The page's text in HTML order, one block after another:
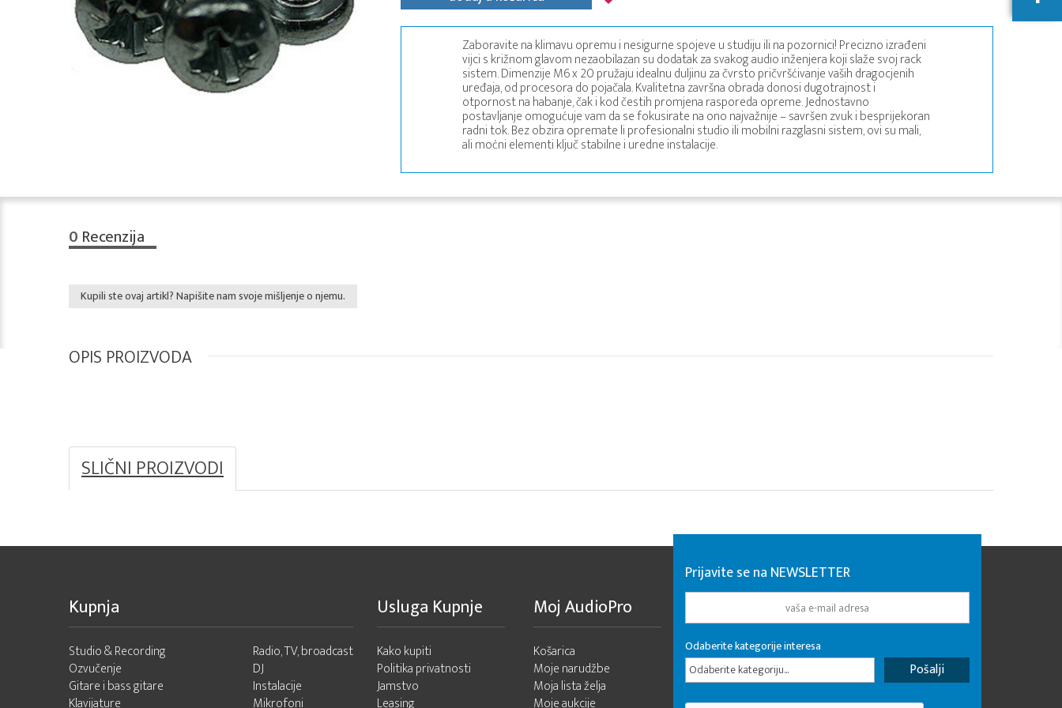
Zaboravite na klimavu opremu i nesigurne spojeve u studiju ili na pozornici! Precizno izrađeni
vijci s križnom glavom nezaobilazan su dodatak za svakog audio inženjera koji slaže svoj rack
sistem. Dimenzije M6 x 20 pružaju idealnu duljinu za čvrsto pričvršćivanje vaših dragocjenih
uređaja, od procesora do pojačala. Kvalitetna završna obrada donosi dugotrajnost i
otpornost na habanje, čak i kod čestih promjena rasporeda opreme. Jednostavno
postavljanje omogućuje vam da se fokusirate na ono najvažnije – savršen zvuk i besprijekoran
radni tok. Bez obzira opremate li profesionalni studio ili mobilni razglasni sistem, ovi su mali,
ali moćni elementi ključ stabilne i uredne instalacije.
0 Recenzija
Kupili ste ovaj artikl? Napišite nam svoje mišljenje o njemu.
OPIS PROIZVODA
SLIČNI PROIZVODI
Kupnja
Studio & Recording
Ozvučenje
Gitare i bass gitare
Klavijature
Radio, TV, broadcast
DJ
Instalacije
Mikrofoni
Usluga Kupnje
Kako kupiti
Politika privatnosti
Jamstvo
Leasing
Moj AudioPro
Košarica
Moje narudžbe
Moja lista želja
Moje aukcije
Prijavite se na NEWSLETTER
Odaberite kategorije interesa
Odaberite kategoriju...